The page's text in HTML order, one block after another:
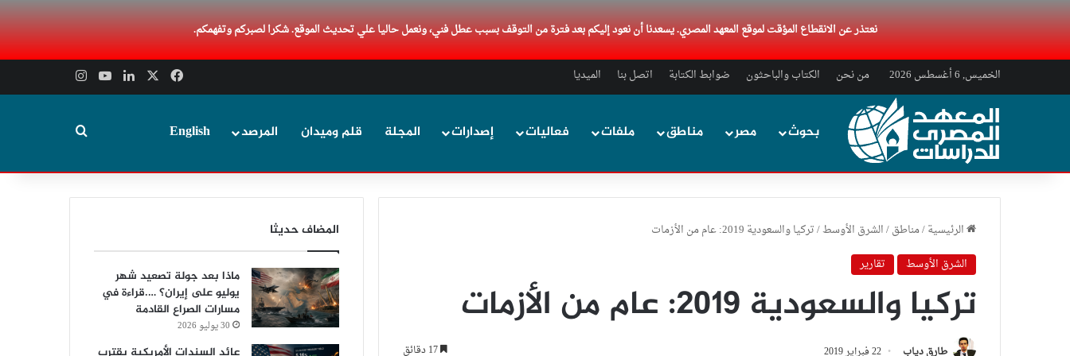
نعتذر عن الانقطاع المؤقت لموقع المعهد المصري. يسعدنا أن نعود إليكم بعد فترة من التوقف بسبب عطل فني، ونعمل حاليا علي تحديث الموقع. شكرا لصبركم وتفهمكم.
الخميس, 6 أغسطس 2026 من نحن الكتاب والباحثون ضوابط الكتابة اتصل بنا الميديا فيسبوك لينكدإن‫YouTubeانستقرام
بحوث مصر مناطق ملفات فعاليات إصدارات المجلة قلم وميدان المرصد English بحث عن
الرئيسية/مناطق/الشرق الأوسط/تركيا والسعودية 2019: عام من الأزمات
الشرق الأوسط
تقارير
تركيا والسعودية 2019: عام من الأزمات
طارق دياب 22 فبراير 2019
المضاف حديثا
ماذا بعد جولة تصعيد شهر
يوليو على إيران؟ ….قراءة في
مسارات الصراع القادمة
30 يوليو 2026